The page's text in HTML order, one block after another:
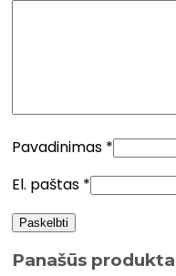
Pavadinimas *
El. paštas *
Panašūs